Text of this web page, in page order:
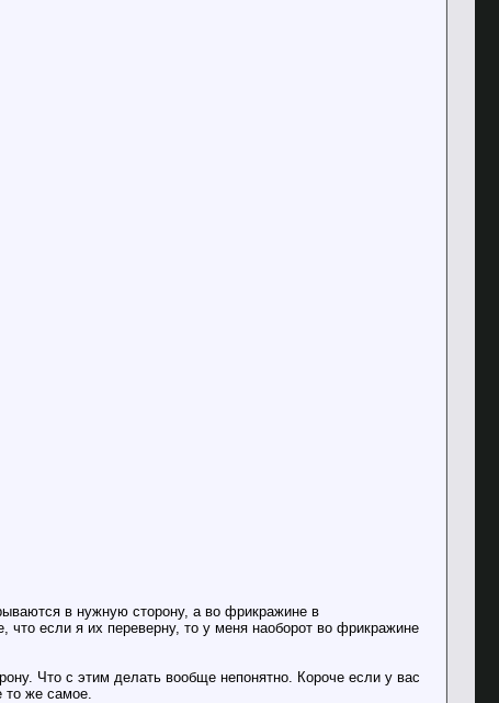
в нужную сторону, а во фрикражине в
если я их переверну, то у меня наоборот во фрикражине
Что с этим делать вообще непонятно. Короче если у вас
то же самое.